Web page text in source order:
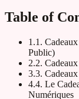
Table of
1 .1.
Public)
2.2.
3.3.
4.4. Le
Numériques